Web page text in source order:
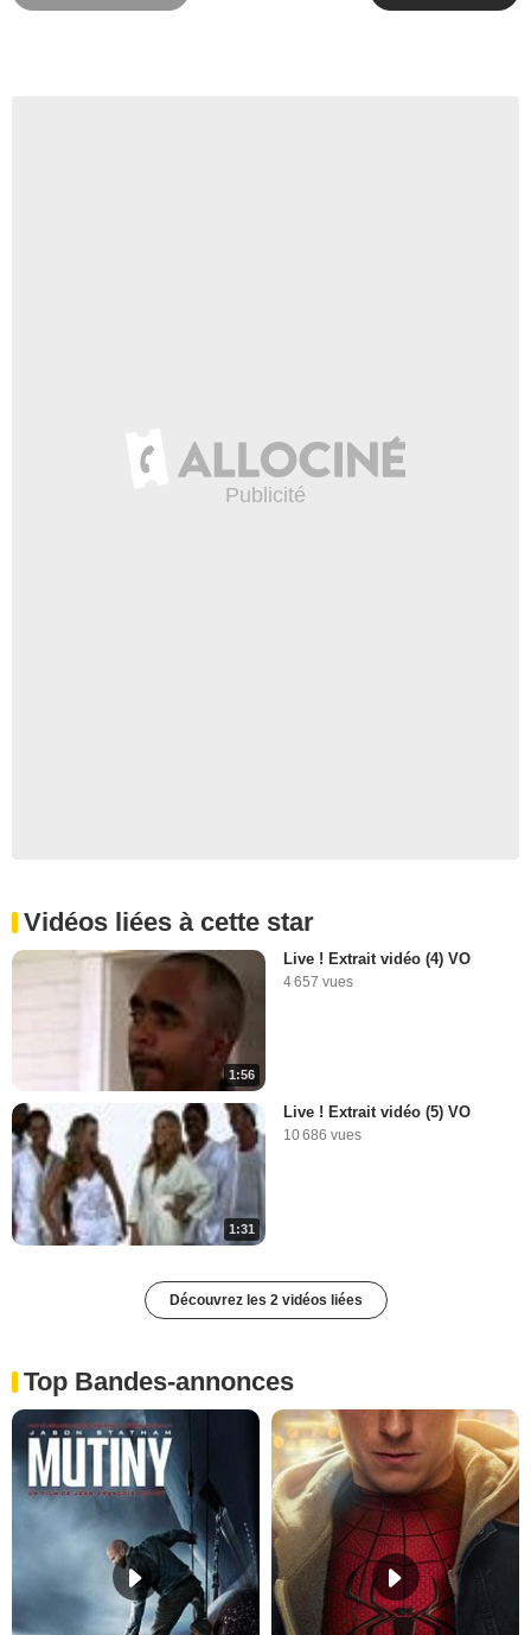
Vidéos liées à cette star
1:56
Live ! Extrait vidéo (4) VO
4 657 vues
1:31
Live ! Extrait vidéo (5) VO
10 686 vues
Découvrez les 2 vidéos liées
Top Bandes-annonces